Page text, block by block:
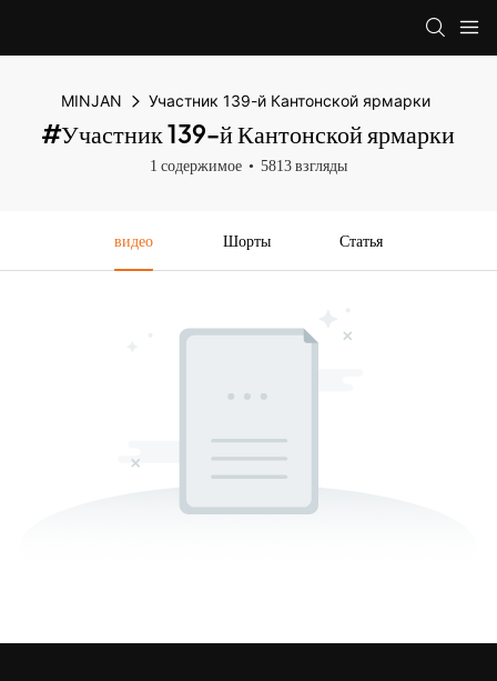
MINJAN Участник 139-й Кантонской ярмарки
#Участник 139-й Кантонской ярмарки
1 содержимое 5813 взгляды
видео Шорты Статья